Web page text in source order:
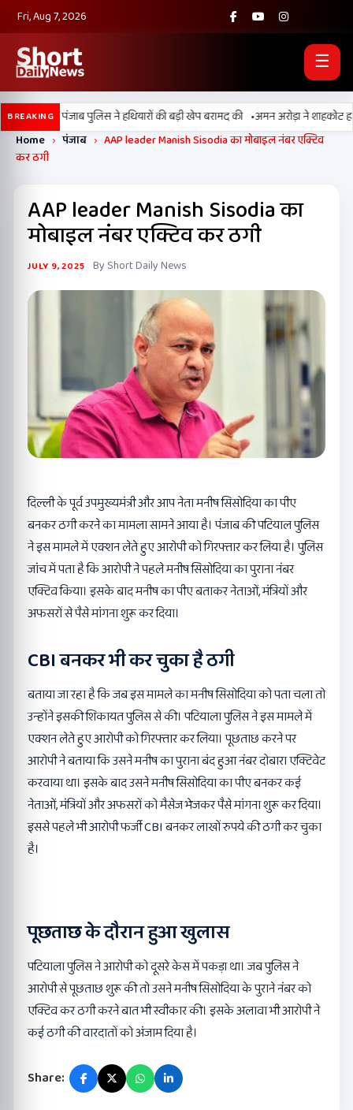
Fri, Aug 7, 2026
☰
BREAKING
BSF और पंजाब पुलिस ने हथियारों की बड़ी खेप बरामद की •अमन अरोड़ा ने शाहकोट हलके
Home › पंजाब › AAP leader Manish Sisodia का मोबाइल नंबर एक्टिव
कर ठगी
AAP leader Manish Sisodia का
मोबाइल नंबर एक्टिव कर ठगी
JULY 9, 2025 By Short Daily News
दिल्ली के पूर्व उपमुख्यमंत्री और आप नेता मनीष सिसोदिया का पीए
बनकर ठगी करने का मामला सामने आया है। पंजाब की पटियाल पुलिस
ने इस मामले में एक्शन लेते हुए आरोपी को गिरफ्तार कर लिया है। पुलिस
जांच में पता है कि आरोपी ने पहले मनीष सिसोदिया का पुराना नंबर
एक्टिव किया। इसके बाद मनीष का पीए बताकर नेताओं, मंत्रियों और
अफसरों से पैसे मांगना शुरू कर दिया।
CBI बनकर भी कर चुका है ठगी
बताया जा रहा है कि जब इस मामले का मनीष सिसोदिया को पता चला तो
उन्होंने इसकी शिकायत पुलिस से की। पटियाला पुलिस ने इस मामले में
एक्शन लेते हुए आरोपी को गिरफ्तार कर लिया। पूछताछ करने पर
आरोपी ने बताया कि उसने मनीष का पुराना बंद हुआ नंबर दोबारा एक्टिवेट
करवाया था। इसके बाद उसने मनीष सिसोदिया का पीए बनकर कई
नेताओं, मंत्रियों और अफसरों को मैसेज भेजकर पैसे मांगना शुरू कर दिया।
इससे पहले भी आरोपी फर्जी CBI बनकर लाखों रुपये की ठगी कर चुका
है।
पूछताछ के दौरान हुआ खुलास
पटियाला पुलिस ने आरोपी को दूसरे केस में पकड़ा था। जब पुलिस ने
आरोपी से पूछताछ शुरू की तो उसने मनीष सिसोदिया के पुराने नंबर को
एक्टिव कर ठगी करने बात भी स्वीकार की। इसके अलावा भी आरोपी ने
कई ठगी की वारदातों को अंजाम दिया है।
Share: